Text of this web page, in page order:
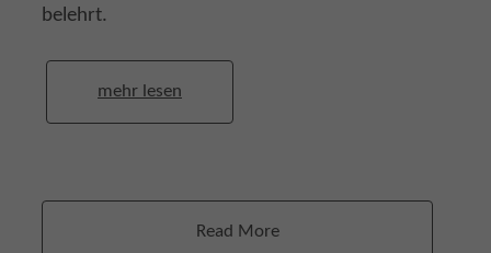
belehrt.
mehr lesen
Read More